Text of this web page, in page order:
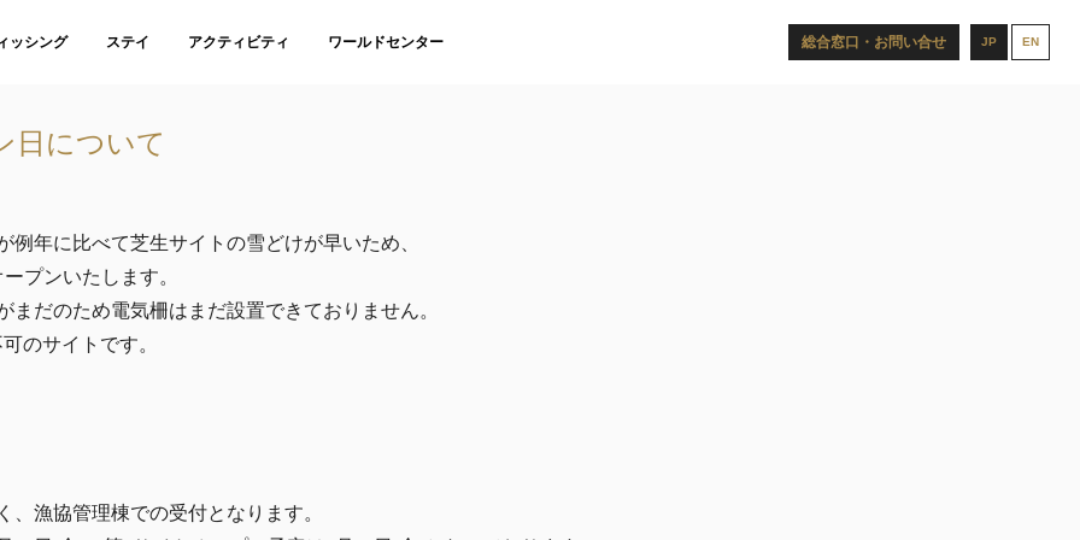
ッシング ステイ アクティビティ ワールドセンター JP EN
総合窓口・お問い合せ
日について
例年に比べて芝生サイトの雪どけが早いため、
プンいたします。
まだのため電気柵はまだ設置できておりません。
のサイトです。
漁協管理棟での受付となります。